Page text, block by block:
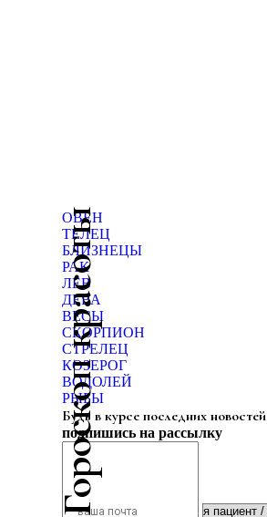
Гороскоп красоты
ОВЕН
ТЕЛЕЦ
БЛИЗНЕЦЫ
РАК
ЛЕВ
ДЕВА
ВЕСЫ
СКОРПИОН
СТРЕЛЕЦ
КОЗЕРОГ
ВОДОЛЕЙ
РЫБЫ
Будь в курсе последних новостей
подпишись на рассылку